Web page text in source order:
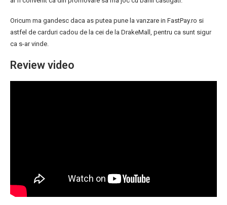
Oricum ma gandesc daca as putea pune la vanzare in FastPay.ro si
astfel de carduri cadou de la cei de la DrakeMall, pentru ca sunt sigur
ca s-ar vinde.
Review video